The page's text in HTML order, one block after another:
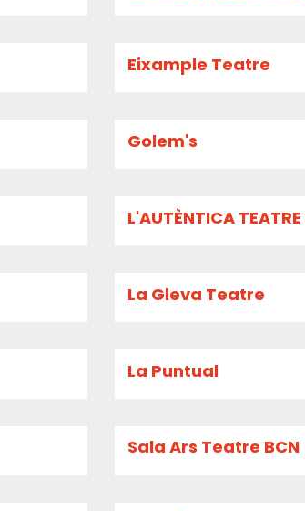
Eixample Teatre
Golem's
L'AUTÈNTICA
La Gleva Teatre
La Puntual
Sala Ars Teatre BCN